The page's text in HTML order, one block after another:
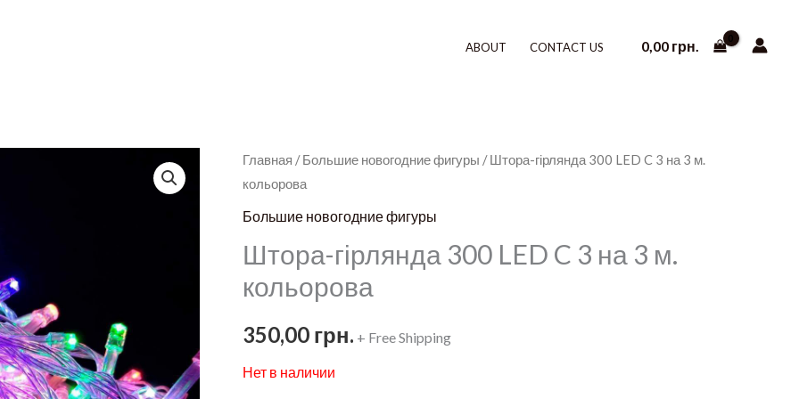
ABOUT CONTACT US 0,00 грн.
Главная /Большие новогодние фигуры / Штора-гірлянда 300 LED C 3 на 3 м.
кольорова
Большие новогодние фигуры
Штора-гірлянда 300 LED C 3 на 3 м.
кольорова
350,00 грн. + Free Shipping
Нет в наличии